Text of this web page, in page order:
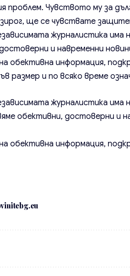
проблем. Чувството му за
ще се чувствате
журналистика има
и навременни
обективна информация,
размер и по всяко време
журналистика има
обективни, достоверни и
обективна информация,